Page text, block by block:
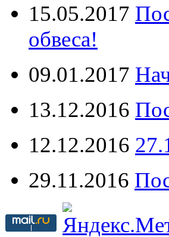
15.05.2017
обвеса!
09.01.2017
13.12.2016
12.12.2016
29.11.2016